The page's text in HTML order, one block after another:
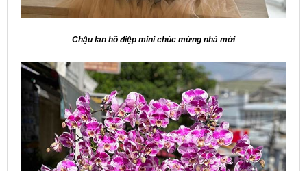
Chậu lan hồ điệp mini chúc mừng nhà mới